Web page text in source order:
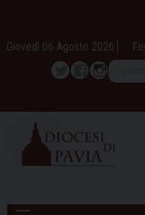
content
Giovedì 06 Agosto 2026
TwitterFacebook
Instagram